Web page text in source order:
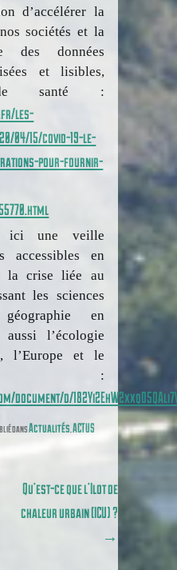
d’accélérer la
sociétés et la
des données
et lisibles,
de santé :
les-
04/15/covid-19-le-
pour-fournir-
ici une veille
accessibles en
la crise liée au
les sciences
en
l’écologie
l’Europe et le
:
document/d/
dansActualités ,ACTUS
Qu’est-ce que l’Îlot de
chaleur urbain (ICU) ?
→